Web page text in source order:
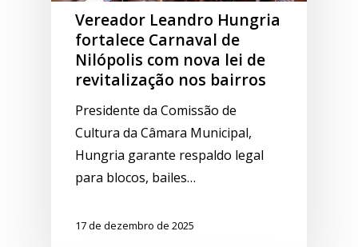
Vereador Leandro Hungria
fortalece Carnaval de
Nilópolis com nova lei de
revitalização nos bairros
Presidente da Comissão de
Cultura da Câmara Municipal,
Hungria garante respaldo legal
para blocos, bailes…
17 de dezembro de 2025